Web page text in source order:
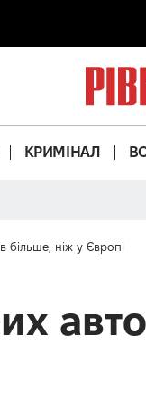
КРИМІНАЛ
більше, ніж у Європі